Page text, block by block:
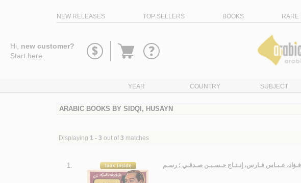
NEW RELEASES TOP SELLERS BOOKS RARE
Hi, new customer?
Start here
Go
YEAR COUNTRY SUBJECT
ARABIC BOOKS BY SIDQI, HUSAYN
Displaying 1 - 3 out of 3 matches
1.
فـؤاد، عـبـاس فـارس، إنـتـاج حـسـيـن صـدقـي ؛ رسـم